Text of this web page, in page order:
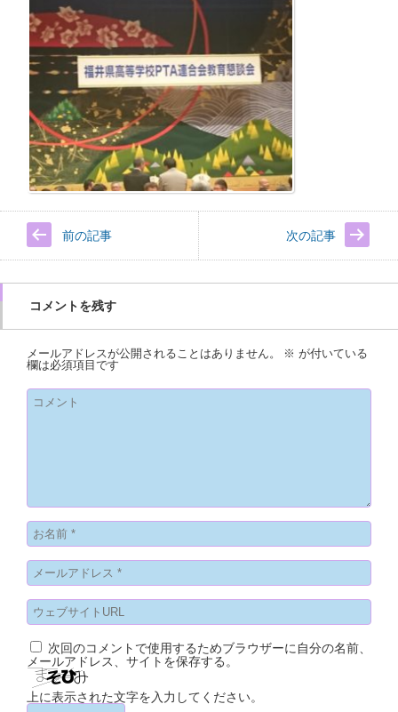
前の記事 次の記事
コメントを残す
メールアドレスが公開されることはありません。 ※ が付いている
欄は必須項目です
次回のコメントで使用するためブラウザーに自分の名前、
メールアドレス、サイトを保存する。
上に表示された文字を入力してください。